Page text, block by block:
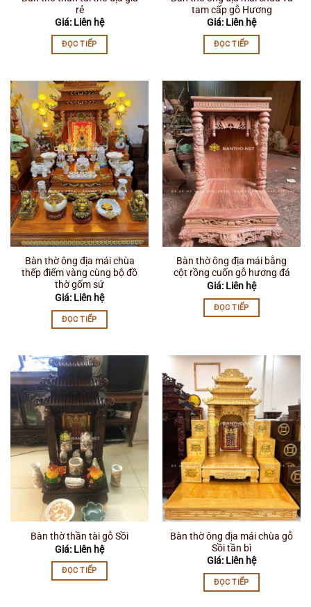
rẻ
Giá: Liên hệ
ĐỌC TIẾP
tam cấp gỗ Hương
Giá: Liên hệ
ĐỌC TIẾP
Bàn thờ ông địa mái chùa
thếp điểm vàng cùng bộ đồ
thờ gốm sứ
Giá: Liên hệ
ĐỌC TIẾP
Bàn thờ ông địa mái bằng
cột rồng cuốn gỗ hương đá
Giá: Liên hệ
ĐỌC TIẾP
Bàn thờ thần tài gỗ Sồi
Giá: Liên hệ
ĐỌC TIẾP
Bàn thờ ông địa mái chùa gỗ
Sồi tần bì
Giá: Liên hệ
ĐỌC TIẾP